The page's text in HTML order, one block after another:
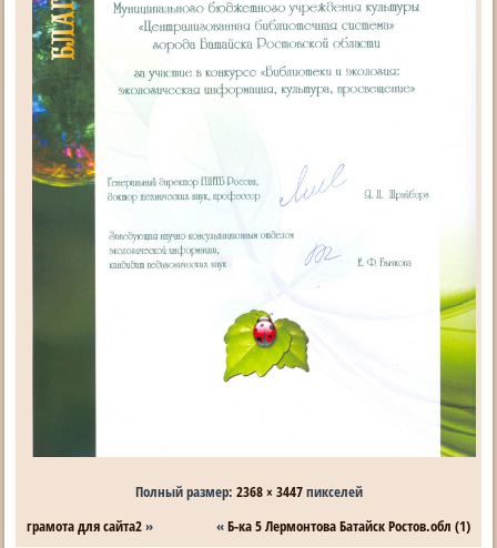
Полный размер: 2368 × 3447пикселей
грамота для сайта2» «Б-ка 5 Лермонтова Батайск Ростов.обл (1)